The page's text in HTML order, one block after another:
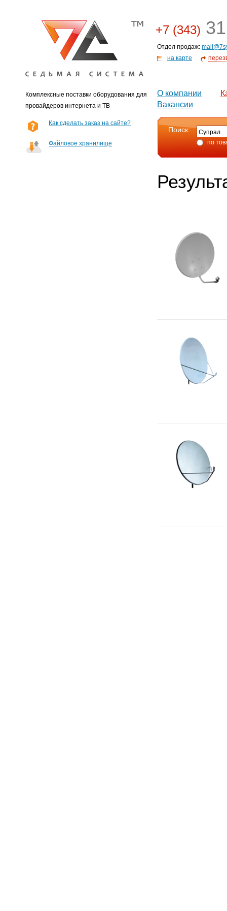
Комплексные поставки оборудования для
провайдеров интернета и ТВ
+7 (343)
Отдел продаж:
на карте
О компании
Вакансии
Как сделать заказ на сайте?
Файловое хранилище
Поиск:
по